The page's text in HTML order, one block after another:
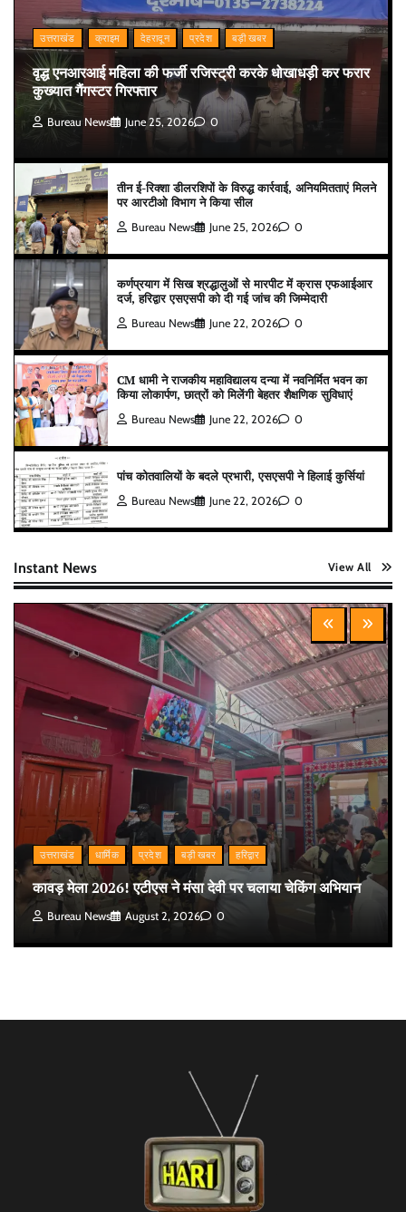
उत्तराखंड क्राइम देहरादून प्रदेश बड़ी खबर
वृद्ध एनआरआई महिला की फर्जी रजिस्ट्री करके धोखाधड़ी कर फरार
कुख्यात गैंगस्टर गिरफ्तार
Bureau News June 25, 2026 0
तीन ई-रिक्शा डीलरशिपों के विरुद्ध कार्रवाई, अनियमितताएं मिलने
पर आरटीओ विभाग ने किया सील
Bureau News June 25, 2026 0
कर्णप्रयाग में सिख श्रद्धालुओं से मारपीट में क्रास एफआईआर
दर्ज, हरिद्वार एसएसपी को दी गई जांच की जिम्मेदारी
Bureau News June 22, 2026 0
CM धामी ने राजकीय महाविद्यालय दन्या में नवनिर्मित भवन का
किया लोकार्पण, छात्रों को मिलेंगी बेहतर शैक्षणिक सुविधाएं
Bureau News June 22, 2026 0
पांच कोतवालियों के बदले प्रभारी, एसएसपी ने हिलाई कुर्सियां
Bureau News June 22, 2026 0
Instant News View All
उत्तराखंड धार्मिक प्रदेश बड़ी खबर हरिद्वार
कावड़ मेला 2026! एटीएस ने मंसा देवी पर चलाया चेकिंग अभियान
Bureau News August 2, 2026 0